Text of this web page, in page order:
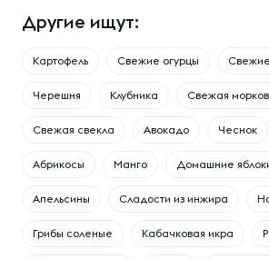
Другие ищут:
Картофель Свежие огурцы
Черешня Клубника Свежая
Свежая свекла Авокадо Чеснок
Абрикосы Манго Домашние
Апельсины Сладости из инжира
Грибы соленые Кабачковая икра